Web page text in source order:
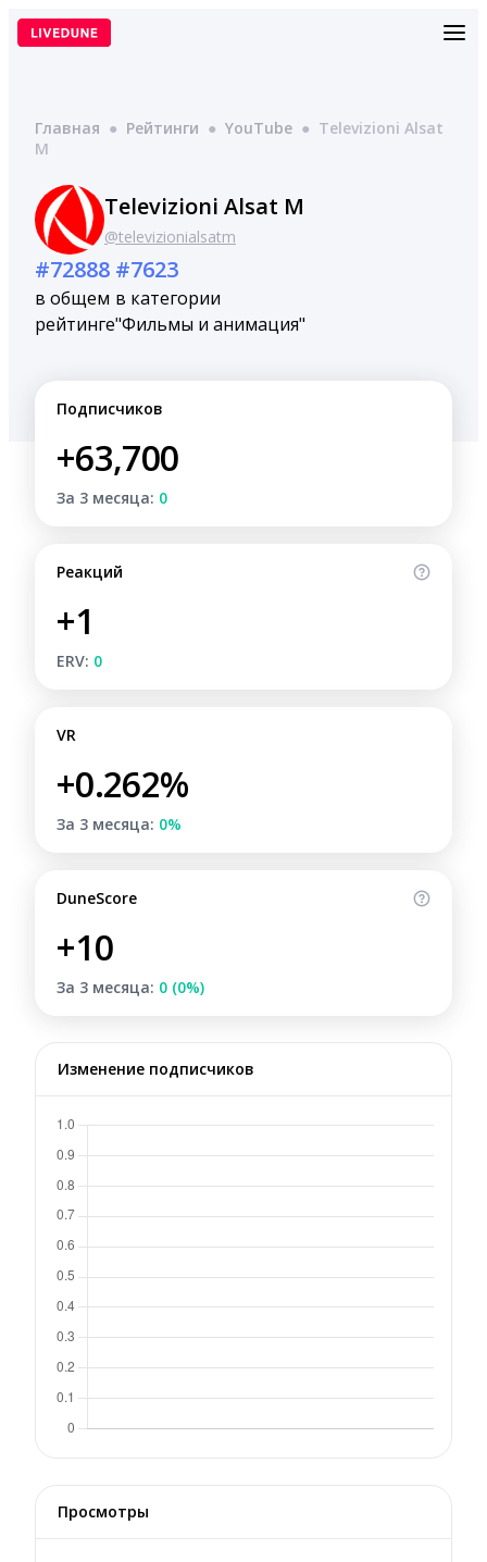
Перейти
Главная ● Рейтинги ● YouTube ● Televizioni Alsat
M
Televizioni Alsat M
@televizionialsatm
#72888
в общем
рейтинге
#7623
в категории
"Фильмы и анимация"
Подписчиков
+63,700
За 3 месяца: 0
Реакций
+1
ERV: 0
VR
+0.262%
За 3 месяца: 0%
DuneScore
+10
За 3 месяца: 0 (0%)
Изменение подписчиков
Просмотры